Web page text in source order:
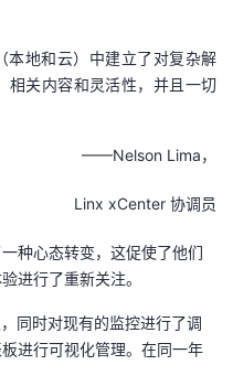
本地和云）中建立了对复杂解
相关内容和灵活性，并且一切
——Nelson Lima，
Linx xCenter 协调员
种心态转变，这促使了他们
进行了重新关注。
同时对现有的监控进行了调
进行可视化管理。在同一年